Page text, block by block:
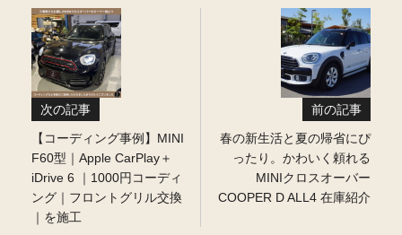
次の記事
【コーディング事例】MINI
F60型｜Apple CarPlay＋
iDrive 6 ｜1000円コーディ
ング｜フロントグリル交換
｜を施工
前の記事
春の新生活と夏の帰省にぴ
ったり。かわいく頼れる
MINIクロスオーバー
COOPER D ALL4 在庫紹介